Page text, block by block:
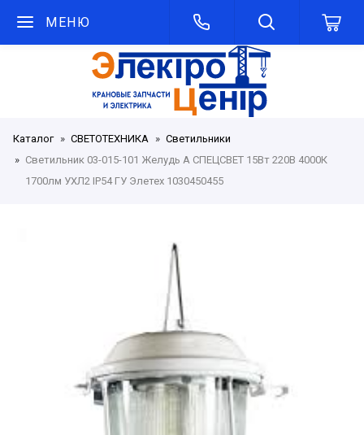
МЕНЮ
Каталог СВЕТОТЕХНИКА
Светильники
Светильник 03-015-101 Желудь А СПЕЦСВЕТ 15Вт 220В 4000К
1700лм УХЛ2 IP54 ГУ Элетех 1030450455